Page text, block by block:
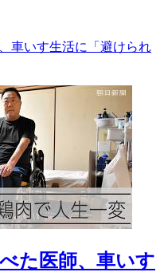
車いす生活に「避けられ
た医師、車いす